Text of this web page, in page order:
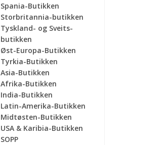
Spania-Butikken
Storbritannia-butikken
Tyskland- og Sveits-
butikken
Øst-Europa-Butikken
Tyrkia-Butikken
Asia-Butikken
Afrika-Butikken
India-Butikken
Latin-Amerika-Butikken
Midtøsten-Butikken
USA & Karibia-Butikken
SOPP